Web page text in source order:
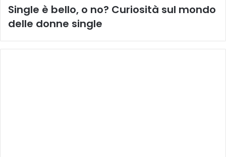
Single è bello, o no? Curiosità sul mondo
delle donne single